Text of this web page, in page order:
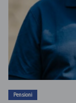
Pensioni